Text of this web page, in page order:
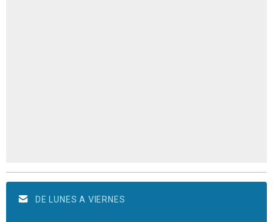
DE LUNES A VIERNES